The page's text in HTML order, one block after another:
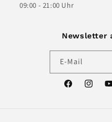
09:00 - 21:00 Uhr
Newsletter
E-Mail
Facebook